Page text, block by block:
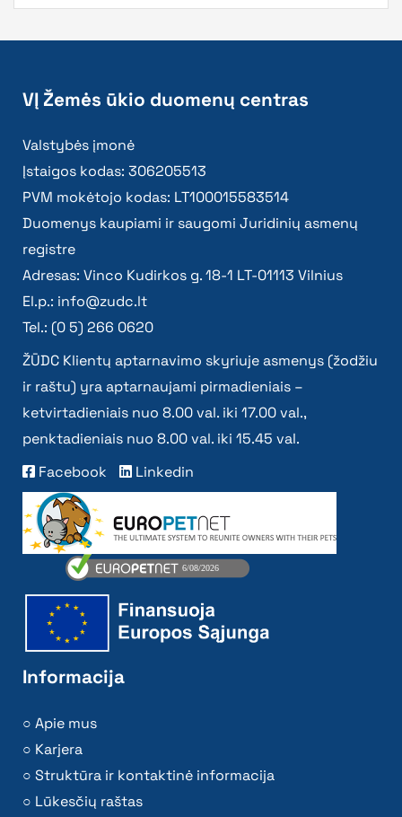
VĮ Žemės ūkio duomenų centras
Valstybės įmonė
Įstaigos kodas: 306205513
PVM mokėtojo kodas: LT100015583514
Duomenys kaupiami ir saugomi Juridinių asmenų
registre
Adresas: Vinco Kudirkos g. 18-1 LT-01113 Vilnius
El.p.: info@zudc.lt
Tel.: (0 5) 266 0620
ŽŪDC Klientų aptarnavimo skyriuje asmenys (žodžiu
ir raštu) yra aptarnaujami pirmadieniais –
ketvirtadieniais nuo 8.00 val. iki 17.00 val.,
penktadieniais nuo 8.00 val. iki 15.45 val.
Facebook
Linkedin
Informacija
Apie mus
Karjera
Struktūra ir kontaktinė informacija
Lūkesčių raštas